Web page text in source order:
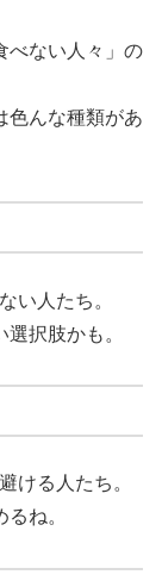
べない人々」の
色んな種類があ
い人たち。
択肢かも。
ける人たち。
ね。